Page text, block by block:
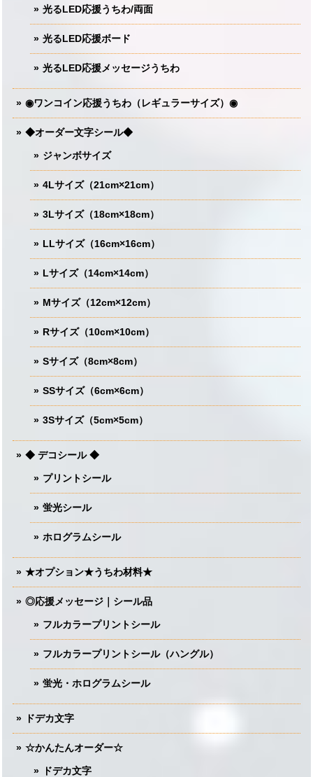
光るLED応援うちわ/両面
光るLED応援ボード
光るLED応援メッセージうちわ
◉ワンコイン応援うちわ（レギュラーサイズ）◉
◆オーダー文字シール◆
ジャンボサイズ
4Lサイズ（21cm×21cm）
3Lサイズ（18cm×18cm）
LLサイズ（16cm×16cm）
Lサイズ（14cm×14cm）
Mサイズ（12cm×12cm）
Rサイズ（10cm×10cm）
Sサイズ（8cm×8cm）
SSサイズ（6cm×6cm）
3Sサイズ（5cm×5cm）
◆ デコシール ◆
プリントシール
蛍光シール
ホログラムシール
★オプション★うちわ材料★
◎応援メッセージ｜シール品
フルカラープリントシール
フルカラープリントシール（ハングル）
蛍光・ホログラムシール
ドデカ文字
☆かんたんオーダー☆
ドデカ文字